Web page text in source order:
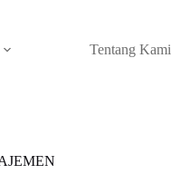
Tentang Kami